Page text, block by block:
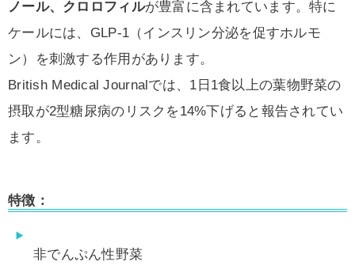
ノール、クロロフィルが豊富に含まれています。特に
ケールには、GLP-1（インスリン分泌を促すホルモ
ン）を刺激する作用があります。
British Medical Journalでは、1日1食以上の葉物野菜の
摂取が2型糖尿病のリスクを14%下げると報告されてい
ます。
特徴：
非でんぷん性野菜